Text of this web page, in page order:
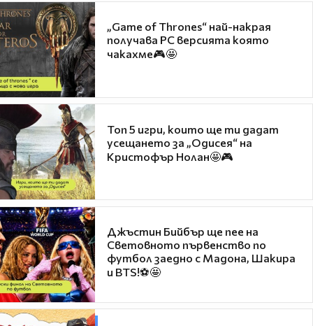
„Game of Thrones“ най-накрая
получава PC версията която
чакахме🎮🤩
Топ 5 игри, които ще ти дадат
усещането за „Одисея“ на
Кристофър Нолан🤩🎮
Джъстин Бийбър ще пее на
Световното първенство по
футбол заедно с Мадона, Шакира
и BTS!⚽🤩